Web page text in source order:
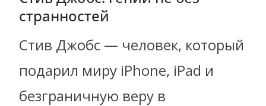
странностей
Стив Джобс — человек, который
подарил миру iPhone, iPad и
безграничную веру в